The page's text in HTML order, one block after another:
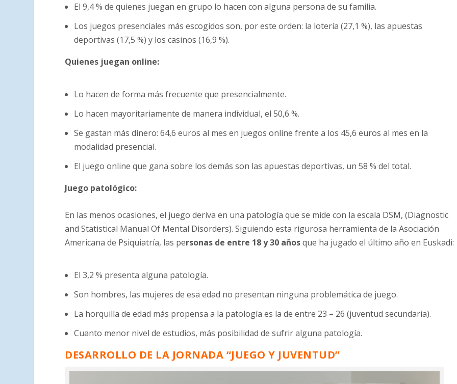
El 9,4 % de quienes juegan en grupo lo hacen con alguna persona de su familia.
Los juegos presenciales más escogidos son, por este orden: la lotería (27,1 %), las apuestas
deportivas (17,5 %) y los casinos (16,9 %).
Quienes juegan online:
Lo hacen de forma más frecuente que presencialmente.
Lo hacen mayoritariamente de manera individual, el 50,6 %.
Se gastan más dinero: 64,6 euros al mes en juegos online frente a los 45,6 euros al mes en la
modalidad presencial.
El juego online que gana sobre los demás son las apuestas deportivas, un 58 % del total.
Juego patológico:
En las menos ocasiones, el juego deriva en una patología que se mide con la escala DSM, (Diagnostic
and Statistical Manual Of Mental Disorders). Siguiendo esta rigurosa herramienta de la Asociación
Americana de Psiquiatría, las personas de entre 18 y 30 añosque ha jugado el último año en Euskadi:
El 3,2 % presenta alguna patología.
Son hombres, las mujeres de esa edad no presentan ninguna problemática de juego.
La horquilla de edad más propensa a la patología es la de entre 23 – 26 (juventud secundaria).
Cuanto menor nivel de estudios, más posibilidad de sufrir alguna patología.
DESARROLLO DE LA JORNADA “JUEGO Y JUVENTUD”